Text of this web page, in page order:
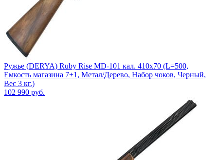
Ружье (DERYA) Ruby Rise MD-101 кал. 410х70 (L=500,
Емкость магазина 7+1, Метал/Дерево, Набор чоков, Черный,
Вес 3 кг.)
102 990 руб.